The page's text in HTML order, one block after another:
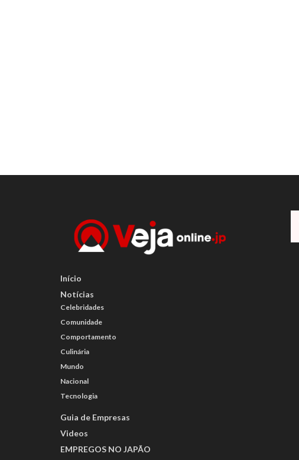
Início
Notícias
Celebridades
Comunidade
Comportamento
Culinária
Mundo
Nacional
Tecnologia
Guia de Empresas
Videos
EMPREGOS NO JAPÃO